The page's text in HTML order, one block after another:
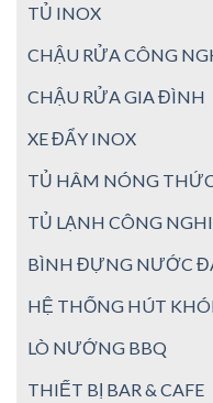
TỦ INOX
CHẬU RỬA CÔNG
CHẬU RỬA GIA ĐÌNH
XE ĐẨY INOX
TỦ HÂM NÓNG
TỦ LẠNH CÔNG
BÌNH ĐỰNG NƯỚC
HỆ THỐNG HÚT
LÒ NƯỚNG BBQ
THIẾT BỊ BAR & CAFE